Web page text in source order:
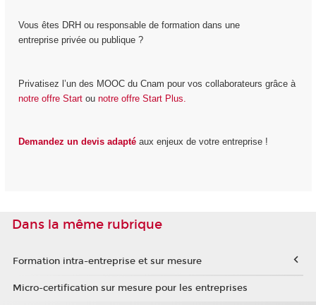
Vous êtes DRH ou responsable de formation dans une
entreprise privée ou publique ?
Privatisez l’un des MOOC du Cnam pour vos collaborateurs grâce à
notre offre Startou notre offre Start Plus.
Demandez un devis adaptéaux enjeux de votre entreprise !
Dans la même rubrique
Formation intra-entreprise et sur mesure
Micro-certification sur mesure pour les entreprises